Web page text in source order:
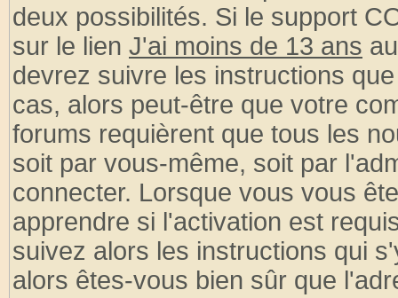
deux possibilités. Si le support
sur le lien J'ai moins de 13 ans
devrez suivre les instructions
cas, alors peut-être que votre
forums requièrent que tous les
soit par vous-même, soit par
connecter. Lorsque vous vous
apprendre si l'activation est
suivez alors les instructions qui
alors êtes-vous bien sûr que